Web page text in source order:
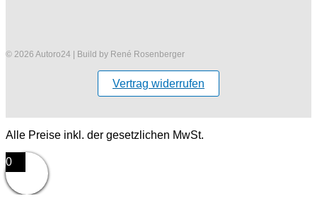
© 2026 Autoro24 | Build by René Rosenberger
Vertrag widerrufen
Alle Preise inkl. der gesetzlichen MwSt.
0